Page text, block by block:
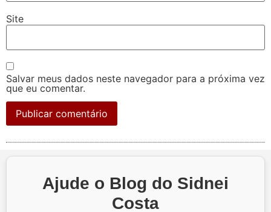
Site
Salvar meus dados neste navegador para a próxima vez
que eu comentar.
Ajude o Blog do Sidnei
Costa